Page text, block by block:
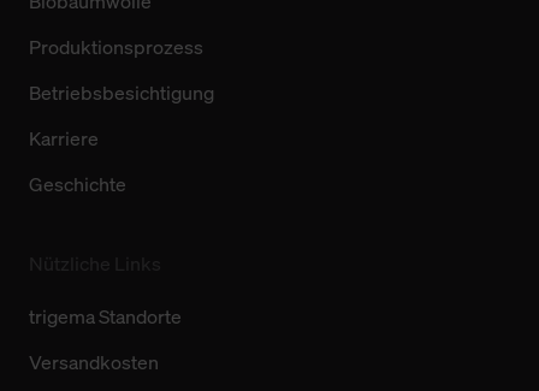
Produktionsprozess
Betriebsbesichtigung
Karriere
Geschichte
trigema Standorte
Versandkosten